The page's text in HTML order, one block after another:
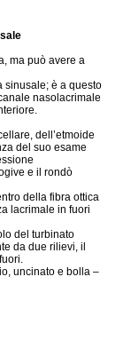
ma può avere a
sinusale; è a questo
nasolacrimale
dell’etmoide
del suo esame
e il rondò
della fibra ottica
lacrimale in fuori
del turbinato
da due rilievi, il
uncinato e bolla –